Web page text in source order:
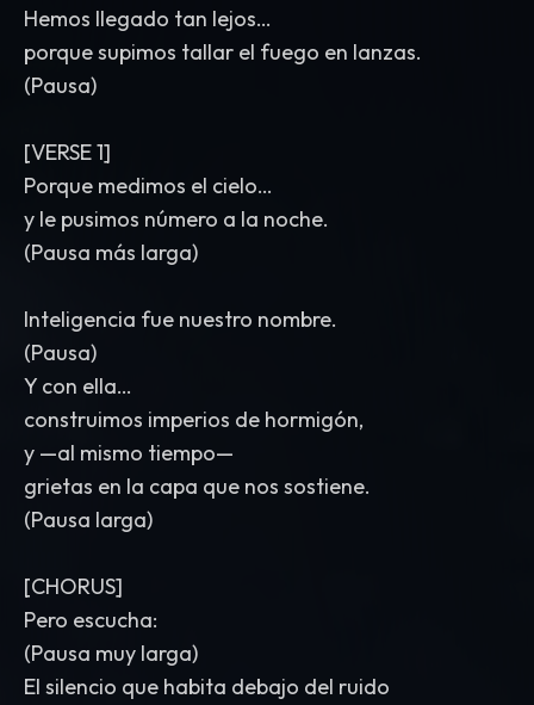
Hemos llegado tan lejos…
porque supimos tallar el fuego en lanzas.
(Pausa)
[VERSE 1]
Porque medimos el cielo…
y le pusimos número a la noche.
(Pausa más larga)
Inteligencia fue nuestro nombre.
(Pausa)
Y con ella…
construimos imperios de hormigón,
y —al mismo tiempo—
grietas en la capa que nos sostiene.
(Pausa larga)
[CHORUS]
Pero escucha:
(Pausa muy larga)
El silencio que habita debajo del ruido